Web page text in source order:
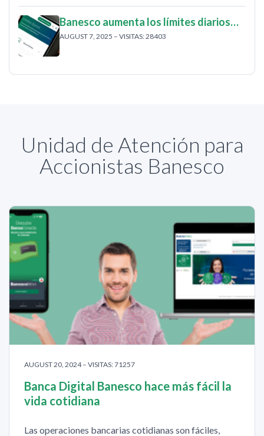
Banesco aumenta los límites diarios…
AUGUST 7, 2025 – VISITAS: 28403
Unidad de Atención para
Accionistas Banesco
AUGUST 20, 2024 – VISITAS: 71257
Banca Digital Banesco hace más fácil la
vida cotidiana
Las operaciones bancarias cotidianas son fáciles,